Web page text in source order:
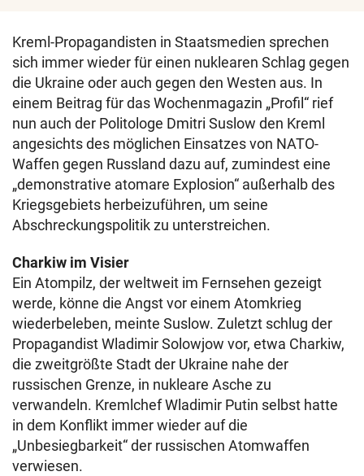
Kreml-Propagandisten in Staatsmedien sprechen
sich immer wieder für einen nuklearen Schlag gegen
die Ukraine oder auch gegen den Westen aus. In
einem Beitrag für das Wochenmagazin „Profil“ rief
nun auch der Politologe Dmitri Suslow den Kreml
angesichts des möglichen Einsatzes von NATO-
Waffen gegen Russland dazu auf, zumindest eine
„demonstrative atomare Explosion“ außerhalb des
Kriegsgebiets herbeizuführen, um seine
Abschreckungspolitik zu unterstreichen.
Charkiw im Visier
Ein Atompilz, der weltweit im Fernsehen gezeigt
werde, könne die Angst vor einem Atomkrieg
wiederbeleben, meinte Suslow. Zuletzt schlug der
Propagandist Wladimir Solowjow vor, etwa Charkiw,
die zweitgrößte Stadt der Ukraine nahe der
russischen Grenze, in nukleare Asche zu
verwandeln. Kremlchef Wladimir Putin selbst hatte
in dem Konflikt immer wieder auf die
„Unbesiegbarkeit“ der russischen Atomwaffen
verwiesen.